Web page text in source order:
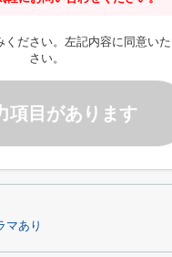
ください。左記内容に同意い
さい。
項目があります
マあり